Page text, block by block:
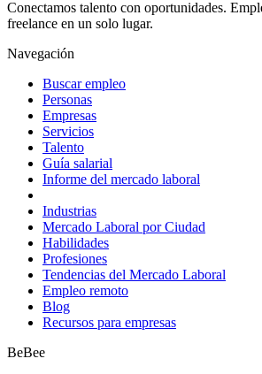
Conectamos talento con oportunidades.
freelance en un solo lugar.
Navegación
Buscar empleo
Personas
Empresas
Servicios
Talento
Guía salarial
Informe del mercado laboral
Industrias
Mercado Laboral por Ciudad
Habilidades
Profesiones
Tendencias del Mercado Laboral
Empleo remoto
Blog
Recursos para empresas
BeBee